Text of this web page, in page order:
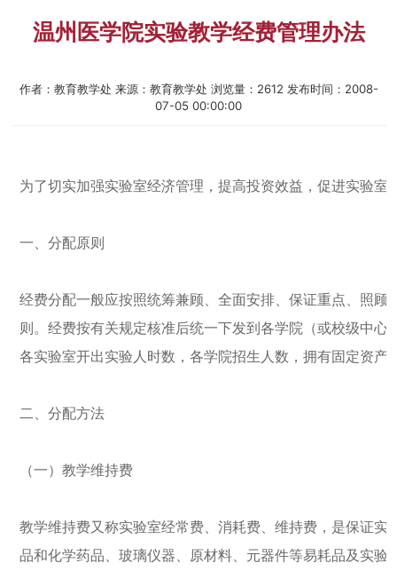
温州医学院实验教学经费管理办法
作者：教育教学处 来源：教育教学处 浏览量： 2612 发布时间：2008-
07-05 00:00:00
为了切实加强实验室经济管理，提高投资效益，促进实验
一、分配原则
经费分配一般应按照统筹兼顾、全面安排、保证重点、照
则。经费按有关规定核准后统一下发到各学院（或校级中
各实验室开出实验人时数，各学院招生人数，拥有固定资产
二、分配方法
（一）教学维持费
教学维持费又称实验室经常费、消耗费、维持费，是保证
品和化学药品、玻璃仪器、原材料、元器件等易耗品及实